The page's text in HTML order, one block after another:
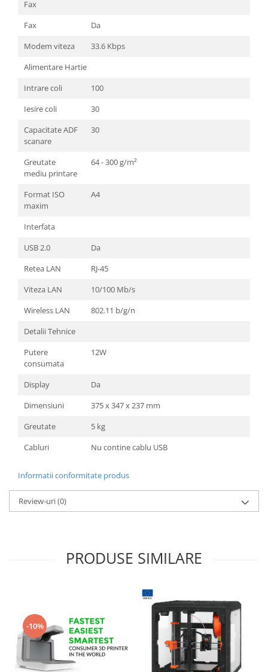
Fax
Fax
Da
Modem viteza
33.6 Kbps
Alimentare Hartie
Intrare coli
100
Iesire coli
30
Capacitate ADF
scanare
30
Greutate
mediu printare
64 - 300 g/m²
Format ISO
maxim
A4
Interfata
USB 2.0
Da
Retea LAN
RJ-45
Viteza LAN
10/100 Mb/s
Wireless LAN
802.11 b/g/n
Detalii Tehnice
Putere
consumata
12W
Display
Da
Dimensiuni
375‎ x 347 x 237 mm
Greutate
5 kg
Cabluri
Nu contine cablu USB
Informatii conformitate produs
Review-uri(0)
PRODUSE SIMILARE
-10%